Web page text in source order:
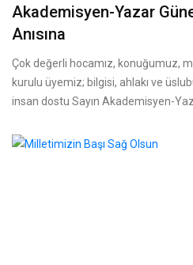
Akademisyen-Yazar
Anısına
Çok değerli hocamız, konuğumuz,
kurulu üyemiz; bilgisi, ahlakı ve
insan dostu Sayın Akademisyen-